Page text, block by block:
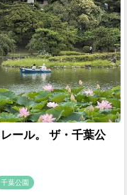
ール。 ザ・千葉公
千葉公園